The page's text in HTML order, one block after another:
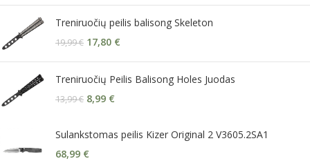
Treniruočių peilis balisong Skeleton
19,99€ 17,80 €
Treniruočių Peilis Balisong Holes Juodas
13,99€ 8,99 €
Sulankstomas peilis Kizer Original 2 V3605.2SA1
68,99 €